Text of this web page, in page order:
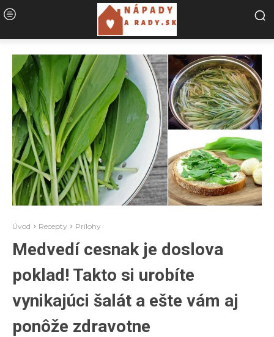
Úvod Recepty Prílohy
Medvedí cesnak je doslova
poklad! Takto si urobíte
vynikajúci šalát a ešte vám aj
ponôže zdravotne